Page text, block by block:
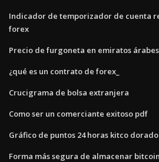
Indicador de temporizador de cuenta
forex
Precio de furgoneta en emiratos
¿qué es un contrato de forex_
Crucigrama de bolsa extranjera
Como ser un comerciante exitoso pdf
Gráfico de puntos 24 horas kitco dorado
Forma más segura de almacenar